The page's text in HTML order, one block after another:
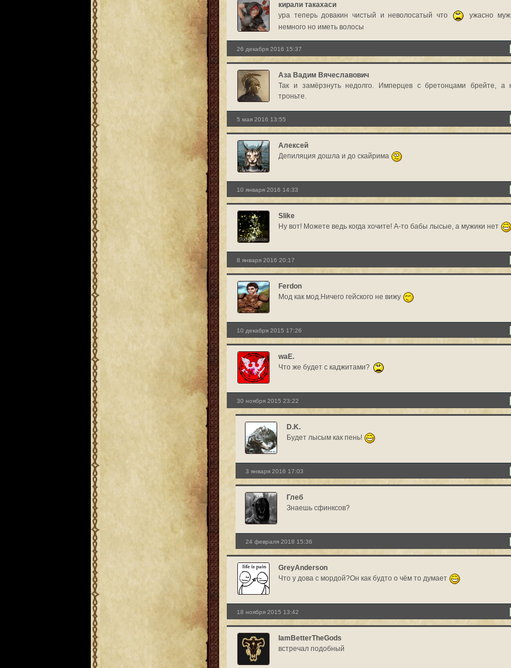
кирали такахаси
ура теперь довакин чистый и неволосатый что
ужасно
немного но иметь волосы
26 декабря 2016 15:37
Аза Вадим Вячеславович
Так и замёрзнуть недолго. Имперцев с бретонцами брейте, а
троньте.
5 мая 2016 13:55
Алексей
Депиляция дошла и до скайрима
10 января 2016 14:33
Slike
Ну вот! Можете ведь когда хочите! А-то бабы лысые, а мужики нет
8 января 2016 20:17
Ferdon
Мод как мод.Ничего гейского не вижу
10 декабря 2015 17:26
waE.
Что же будет с каджитами?
30 ноября 2015 23:22
D.K.
Будет лысым как пень!
3 января 2016 17:03
Глеб
Знаешь сфинксов?
24 февраля 2018 15:36
GreyAnderson
Что у дова с мордой?Он как будто о чём то думает
18 ноября 2015 13:42
IamBetterTheGods
встречал подобный